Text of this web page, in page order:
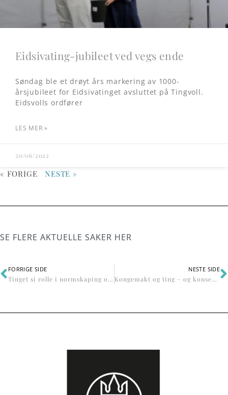
Eidsivating-jubileet ved vegs ende
Søndag ble et drøyt års markering av 1000-
årsjubileet for Eidsivatinget avsluttet på Tingvoll.
Eidsvolls ordfører
LES MER »
20/06/2022
« FORIGE NESTE »
SE FLERE AKTUELLE SAKER HER
FORRIGE SIDE
Tinget si rolle i normskaping og konfliktløysing etter Landslova av 1274
NESTE SIDE
Kongemakt og ting – og konsekvensane av den overordna makta for individ og ætt